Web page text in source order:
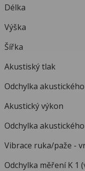
Délka
Odchylka
Akustický
Odchylka
Vibrace ruka/
Odchylka